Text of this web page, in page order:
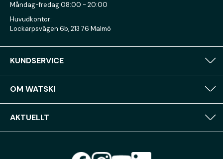
Måndag-fredag 08:00 - 20:00
Huvudkontor:
Lockarpsvägen 6b, 213 76 Malmö
KUNDSERVICE
OM WATSKI
AKTUELLT